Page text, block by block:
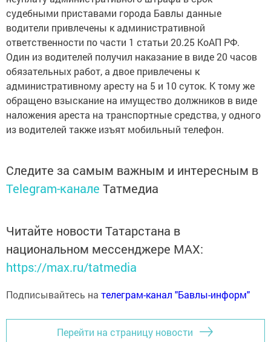
судебными приставами города Бавлы данные
водители привлечены к административной
ответственности по части 1 статьи 20.25 КоАП РФ.
Один из водителей получил наказание в виде 20 часов
обязательных работ, а двое привлечены к
административному аресту на 5 и 10 суток. К тому же
обращено взыскание на имущество должников в виде
наложения ареста на транспортные средства, у одного
из водителей также изъят мобильный телефон.
Следите за самым важным и интересным в
Telegram-канале Татмедиа
Читайте новости Татарстана в
национальном мессенджере MАХ:
https://max.ru/tatmedia
Подписывайтесь на телеграм-канал "Бавлы-информ"
Перейти на страницу новости